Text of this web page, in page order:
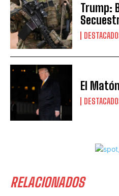
Trump:
El
RELACIONADOS